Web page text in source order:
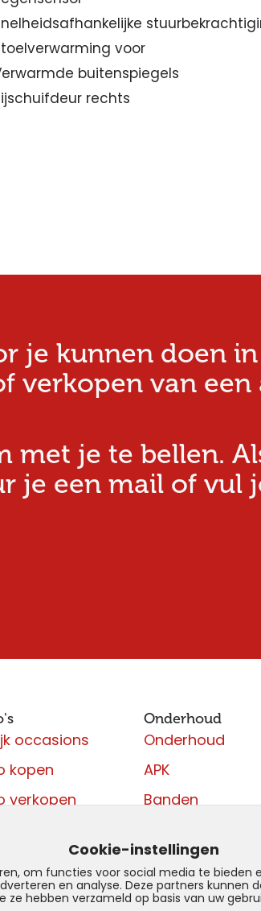
voor
buitenspiegels
rechts
je kunnen doen
verkopen van een
met je te bellen.
je een mail of vul
occasions
kopen
verkopen
Onderhoud
Onderhoud
APK
Banden
Cookie-instellingen
om functies voor social media te
en analyse. Deze partners
ze hebben verzameld op basis van uw